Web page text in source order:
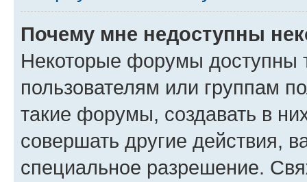
Почему мне недоступны
Некоторые форумы доступны
пользователям или группам
такие форумы, создавать в
совершать другие действия,
специальное разрешение.